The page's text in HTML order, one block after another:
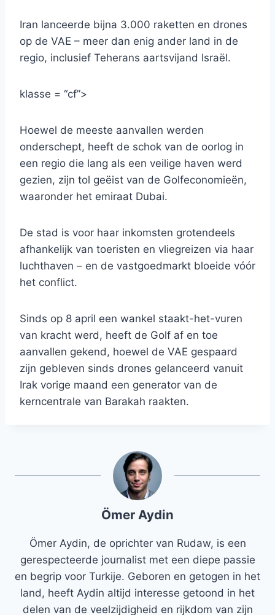
Iran lanceerde bijna 3.000 raketten en drones
op de VAE – meer dan enig ander land in de
regio, inclusief Teherans aartsvijand Israël.
klasse = “cf”>
Hoewel de meeste aanvallen werden
onderschept, heeft de schok van de oorlog in
een regio die lang als een veilige haven werd
gezien, zijn tol geëist van de Golfeconomieën,
waaronder het emiraat Dubai.
De stad is voor haar inkomsten grotendeels
afhankelijk van toeristen en vliegreizen via haar
luchthaven – en de vastgoedmarkt bloeide vóór
het conflict.
Sinds op 8 april een wankel staakt-het-vuren
van kracht werd, heeft de Golf af en toe
aanvallen gekend, hoewel de VAE gespaard
zijn gebleven sinds drones gelanceerd vanuit
Irak vorige maand een generator van de
kerncentrale van Barakah raakten.
Ömer Aydin
Ömer Aydin, de oprichter van Rudaw, is een
gerespecteerde journalist met een diepe passie
en begrip voor Turkije. Geboren en getogen in het
land, heeft Aydin altijd interesse getoond in het
delen van de veelzijdigheid en rijkdom van zijn